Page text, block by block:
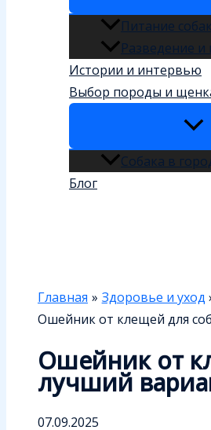
Питание
Разведение и
Истории и интервью
Выбор породы и
Собака в
Блог
Главная
Здоровье и уход
Ошейник от клещей для
Ошейник от
лучший
07.09.2025